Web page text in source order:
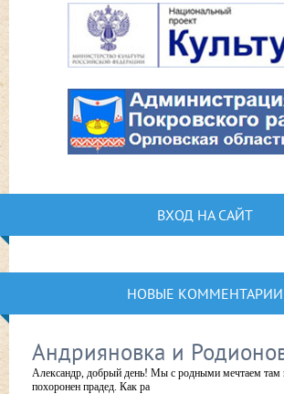
ВХОД НА САЙТ
НОВЫЕ КОММЕНТАРИИ
Андрияновка и
Александр, добрый день! Мы с родными мечтаем там
похоронен прадед. Как ра